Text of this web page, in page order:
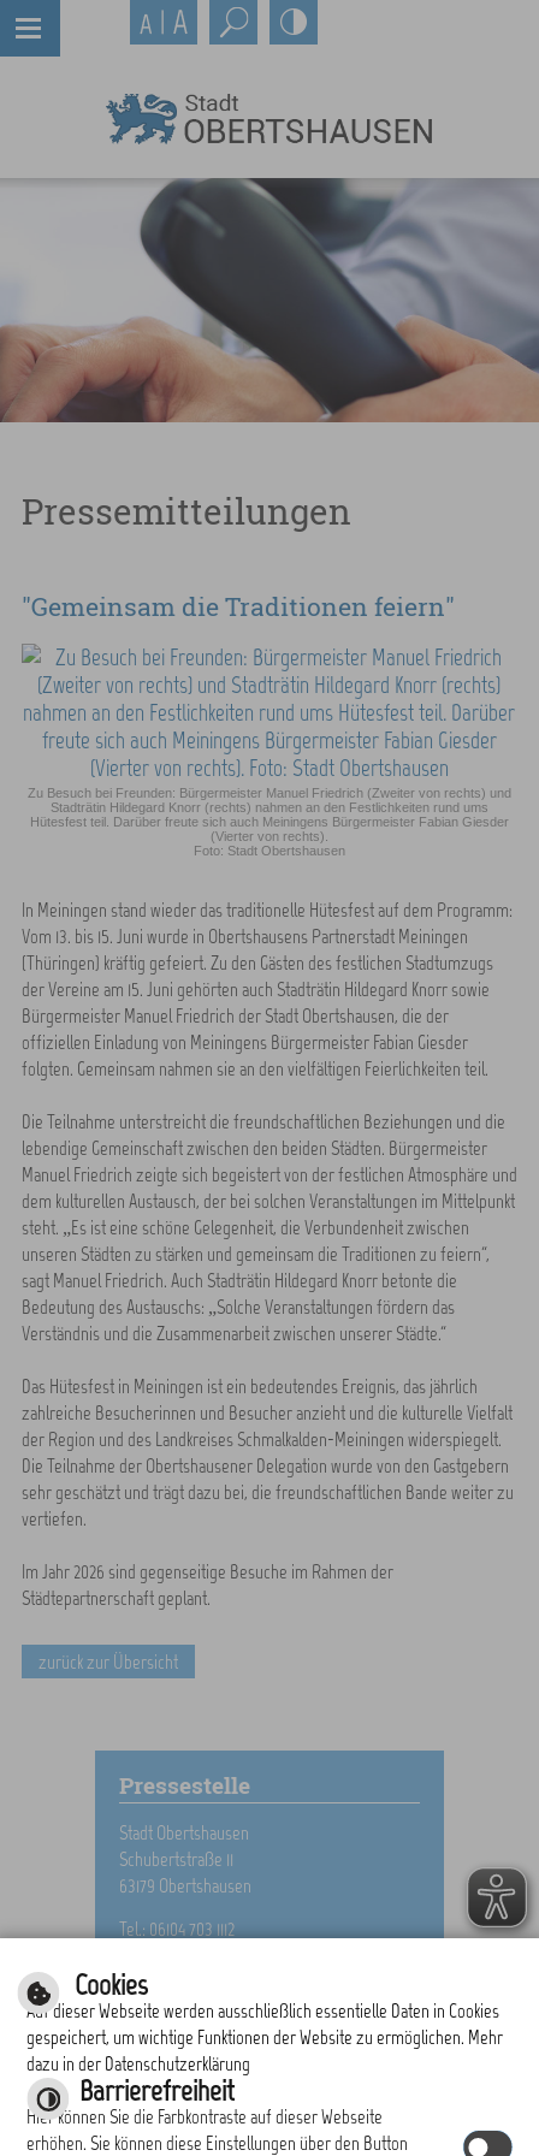
Pressemitteilungen
"Gemeinsam die Traditionen feiern"
Zu Besuch bei Freunden: Bürgermeister Manuel Friedrich (Zweiter von rechts) und
Stadträtin Hildegard Knorr (rechts) nahmen an den Festlichkeiten rund ums
Hütesfest teil. Darüber freute sich auch Meiningens Bürgermeister Fabian Giesder
(Vierter von rechts).
Foto: Stadt Obertshausen
In Meiningen stand wieder das traditionelle Hütesfest auf dem Programm:
Vom 13. bis 15. Juni wurde in Obertshausens Partnerstadt Meiningen
(Thüringen) kräftig gefeiert. Zu den Gästen des festlichen Stadtumzugs
der Vereine am 15. Juni gehörten auch Stadträtin Hildegard Knorr sowie
Bürgermeister Manuel Friedrich der Stadt Obertshausen, die der
offiziellen Einladung von Meiningens Bürgermeister Fabian Giesder
folgten. Gemeinsam nahmen sie an den vielfältigen Feierlichkeiten teil.
Die Teilnahme unterstreicht die freundschaftlichen Beziehungen und die
lebendige Gemeinschaft zwischen den beiden Städten. Bürgermeister
Manuel Friedrich zeigte sich begeistert von der festlichen Atmosphäre und
dem kulturellen Austausch, der bei solchen Veranstaltungen im Mittelpunkt
steht. „Es ist eine schöne Gelegenheit, die Verbundenheit zwischen
unseren Städten zu stärken und gemeinsam die Traditionen zu feiern“,
sagt Manuel Friedrich. Auch Stadträtin Hildegard Knorr betonte die
Bedeutung des Austauschs: „Solche Veranstaltungen fördern das
Verständnis und die Zusammenarbeit zwischen unserer Städte.“
Das Hütesfest in Meiningen ist ein bedeutendes Ereignis, das jährlich
zahlreiche Besucherinnen und Besucher anzieht und die kulturelle Vielfalt
der Region und des Landkreises Schmalkalden-Meiningen widerspiegelt.
Die Teilnahme der Obertshausener Delegation wurde von den Gastgebern
sehr geschätzt und trägt dazu bei, die freundschaftlichen Bande weiter zu
vertiefen.
Im Jahr 2026 sind gegenseitige Besuche im Rahmen der
Städtepartnerschaft geplant.
zurück zur Übersicht
Pressestelle
Stadt Obertshausen
Schubertstraße 11
63179 Obertshausen
Tel.: 06104 703 1112
Cookies
Auf dieser Webseite werden ausschließlich essentielle Daten in Cookies
gespeichert, um wichtige Funktionen der Website zu ermöglichen. Mehr
dazu in der Datenschutzerklärung
Barrierefreiheit
Hier können Sie die Farbkontraste auf dieser Webseite
erhöhen. Sie können diese Einstellungen über den Button